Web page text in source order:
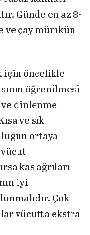
Günde en az 8-
ve çay mümkün
için öncelikle
öğrenilmesi
dinlenme
ve sık
ortaya
vücut
kas ağrıları
iyi
Çok
vücutta ekstra